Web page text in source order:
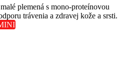
plemená s mono-proteínovou
trávenia a zdravej kože a srsti.